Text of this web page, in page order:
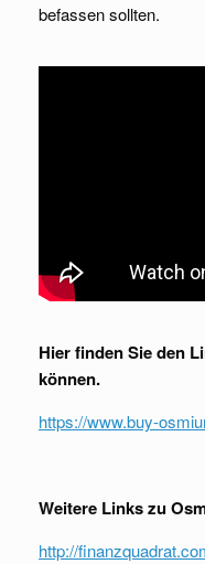
befassen sollten.
Hier finden Sie den
können.
https://www.buy-
Weitere Links zu
http://